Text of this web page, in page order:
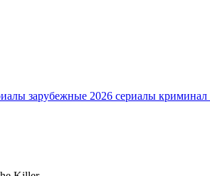
зарубежные 2026 сериалы криминал